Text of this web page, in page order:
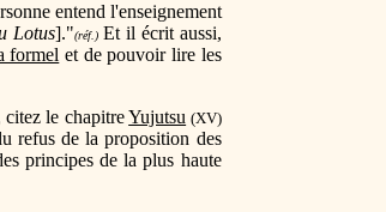
entend l'enseignement
Lotus]."(réf.) Et il écrit aussi,
formel et de pouvoir lire les
citez le chapitreYujutsu (XV)
refus de la proposition des
principes de la plus haute